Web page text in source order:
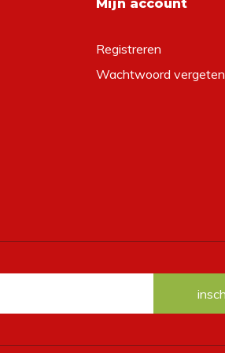
Mijn account
Registreren
Wachtwoord vergeten